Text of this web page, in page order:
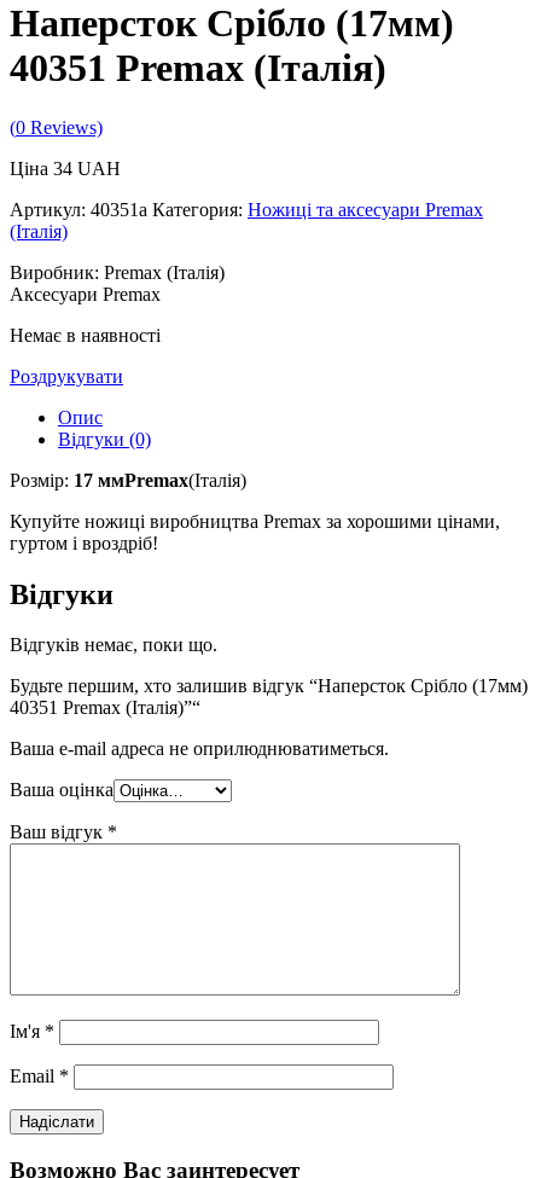
Наперсток Срібло (17мм)
40351 Premax (Італія)
(0 Reviews)
Ціна 34 UAH
Артикул: 40351a Категория: Ножиці та аксесуари Premax
(Італія)
Виробник: Premax (Італія)
Аксесуари Premax
Немає в наявності
Роздрукувати
Опис
Відгуки (0)
Розмір: 17 ммPremax(Італія)
Купуйте ножиці виробництва Premax за хорошими цінами,
гуртом і вроздріб!
Відгуки
Відгуків немає, поки що.
Будьте першим, хто залишив відгук “Наперсток Срібло (17мм)
40351 Premax (Італія)”“
Ваша e-mail адреса не оприлюднюватиметься.
Ваша оцінка
Ваш відгук *
Ім'я *
Email *
Возможно Вас заинтересует